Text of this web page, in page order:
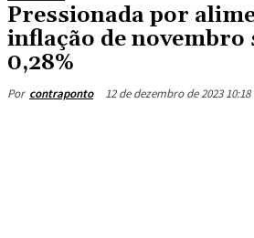
Pressionada por
inflação de novembro
0,28%
Por contraponto 12 de dezembro de 2023 10:18